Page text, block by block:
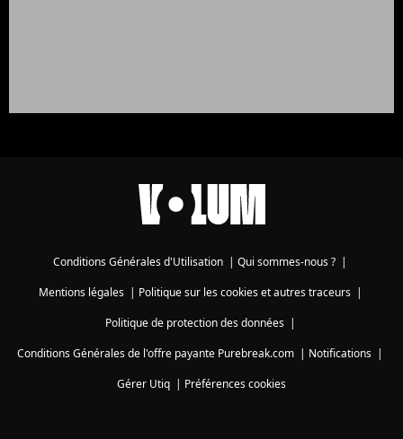
Conditions Générales d'Utilisation | Qui sommes-nous ? |
Mentions légales| Politique sur les cookies et autres traceurs|
Politique de protection des données|
Conditions Générales de l'offre payante Purebreak.com | Notifications |
Gérer Utiq | Préférences cookies